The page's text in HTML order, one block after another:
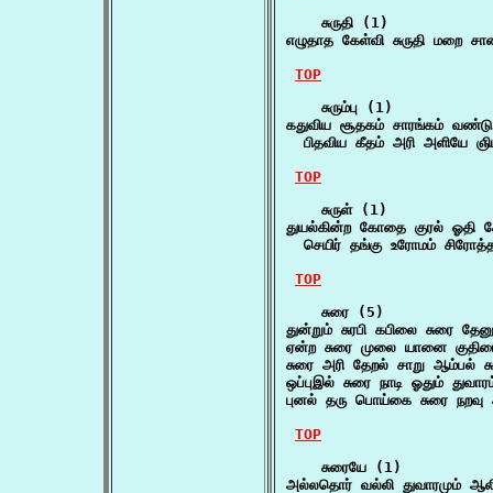
    சுருதி (1)
எழுதாத கேள்வி சுருதி மறை
TOP
    சுரும்பு (1)
கதுவிய சூதகம் சாரங்கம் வண்டு
பிதவிய கீதம் அரி அளியே
TOP
    சுருள் (1)
துயல்கின்ற கோதை குரல் ஓதி
செயிர் தங்கு உரோமம்
TOP
    சுரை (5)
துன்றும் சுரபி கபிலை சுரை
ஏன்ற சுரை முலை யானை
சுரை அரி தேறல் சாறு ஆம்பல்
ஒப்புஇல் சுரை நாடி ஓதும்
புனல் தரு பொய்கை சுரை நறவு
TOP
    சுரையே (1)
அல்லதொர் வல்லி துவாரமும்